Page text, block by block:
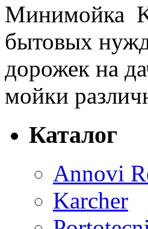
Минимойка
бытовых
дорожек на
мойки
Каталог
Annovi
Karcher